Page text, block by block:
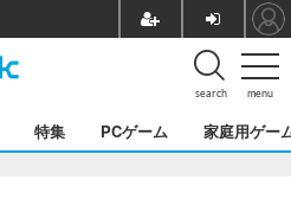
menu
search
特集 PCゲーム 家庭用ゲー